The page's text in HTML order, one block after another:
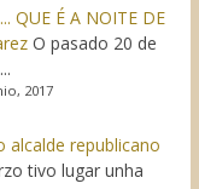
QUE É A NOITE DE
O pasado 20 de
2017
alcalde republicano
tivo lugar unha